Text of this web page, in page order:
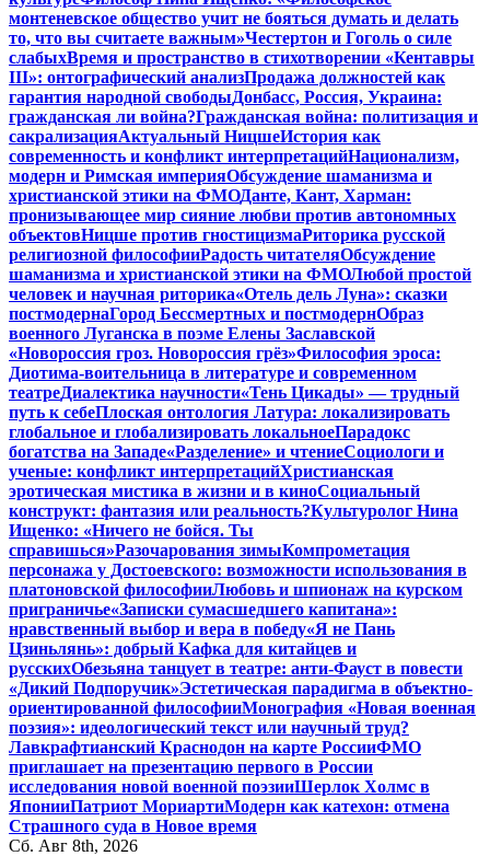
монтеневское общество учит не бояться думать и делать
то, что вы считаете важным»Честертон и Гоголь о силе
слабыхВремя и пространство в стихотворении «Кентавры
III»: онтографический анализПродажа должностей как
гарантия народной свободыДонбасс, Россия, Украина:
гражданская ли война?Гражданская война: политизация и
сакрализацияАктуальный НицшеИстория как
современность и конфликт интерпретацийНационализм,
модерн и Римская империяОбсуждение шаманизма и
христианской этики на ФМОДанте, Кант, Харман:
пронизывающее мир сияние любви против автономных
объектовНицше против гностицизмаРиторика русской
религиозной философииРадость читателяОбсуждение
шаманизма и христианской этики на ФМОЛюбой простой
человек и научная риторика«Отель дель Луна»: сказки
постмодернаГород Бессмертных и постмодернОбраз
военного Луганска в поэме Елены Заславской
«Новороссия гроз. Новороссия грёз»Философия эроса:
Диотима-воительница в литературе и современном
театреДиалектика научности«Тень Цикады» — трудный
путь к себеПлоская онтология Латура: локализировать
глобальное и глобализировать локальноеПарадокс
богатства на Западе«Разделение» и чтениеСоциологи и
ученые: конфликт интерпретацийХристианская
эротическая мистика в жизни и в киноСоциальный
конструкт: фантазия или реальность?Культуролог Нина
Ищенко: «Ничего не бойся. Ты
справишься»Разочарования зимыКомпрометация
персонажа у Достоевского: возможности использования в
платоновской философииЛюбовь и шпионаж на курском
приграничье«Записки сумасшедшего капитана»:
нравственный выбор и вера в победу«Я не Пань
Цзиньлянь»: добрый Кафка для китайцев и
русскихОбезьяна танцует в театре: анти-Фауст в повести
«Дикий Подпоручик»Эстетическая парадигма в объектно-
ориентированной философииМонография «Новая военная
поэзия»: идеологический текст или научный труд?
Лавкрафтианский Краснодон на карте РоссииФМО
приглашает на презентацию первого в России
исследования новой военной поэзииШерлок Холмс в
ЯпонииПатриот МориартиМодерн как катехон: отмена
Страшного суда в Новое время
Сб. Авг 8th, 2026